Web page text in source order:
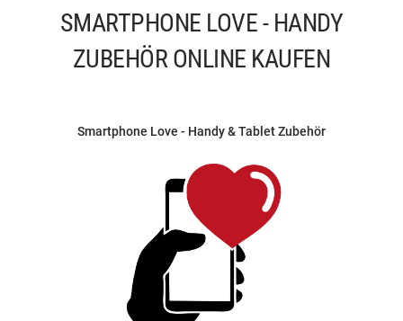
SMARTPHONE LOVE - HANDY
ZUBEHÖR ONLINE KAUFEN
Smartphone Love - Handy & Tablet Zubehör